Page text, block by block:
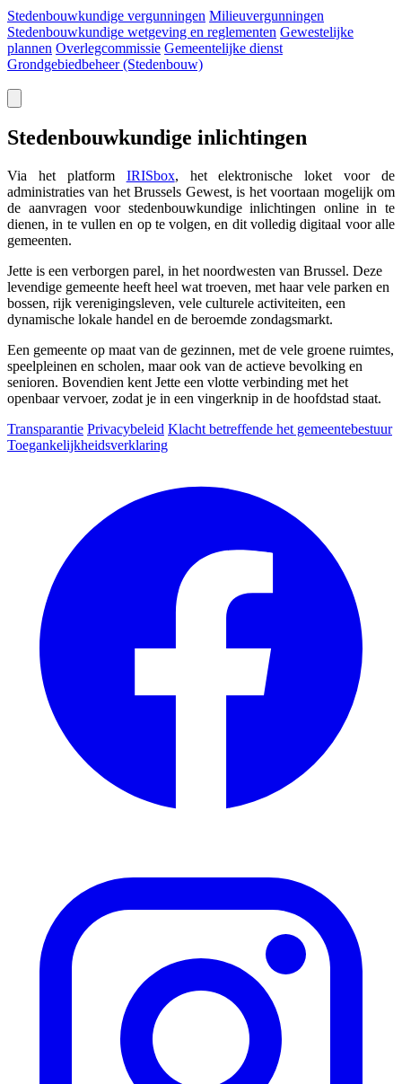
Stedenbouwkundige vergunningen Milieuvergunningen
Stedenbouwkundige wetgeving en reglementen Gewestelijke
plannen Overlegcommissie Gemeentelijke dienst
Grondgebiedbeheer (Stedenbouw)
Stedenbouwkundige inlichtingen
Via het platform IRISbox, het elektronische loket voor de
administraties van het Brussels Gewest, is het voortaan mogelijk om
de aanvragen voor stedenbouwkundige inlichtingen online in te
dienen, in te vullen en op te volgen, en dit volledig digitaal voor alle
gemeenten.
Jette is een verborgen parel, in het noordwesten van Brussel. Deze
levendige gemeente heeft heel wat troeven, met haar vele parken en
bossen, rijk verenigingsleven, vele culturele activiteiten, een
dynamische lokale handel en de beroemde zondagsmarkt.
Een gemeente op maat van de gezinnen, met de vele groene ruimtes,
speelpleinen en scholen, maar ook van de actieve bevolking en
senioren. Bovendien kent Jette een vlotte verbinding met het
openbaar vervoer, zodat je in een vingerknip in de hoofdstad staat.
Transparantie Privacybeleid Klacht betreffende het gemeentebestuur
Toegankelijkheidsverklaring